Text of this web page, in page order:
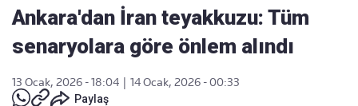
Ankara'dan İran teyakkuzu: Tüm
senaryolara göre önlem alındı
13 Ocak, 2026 - 18:04
14 Ocak, 2026 - 00:33
Paylaş